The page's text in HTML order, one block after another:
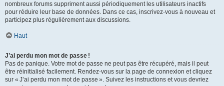
nombreux forums suppriment aussi périodiquement les utilisateurs inactifs
pour réduire leur base de données. Dans ce cas, inscrivez-vous à nouveau et
participez plus régulièrement aux discussions.
Haut
J’ai perdu mon mot de passe !
Pas de panique. Votre mot de passe ne peut pas être récupéré, mais il peut
être réinitialisé facilement. Rendez-vous sur la page de connexion et cliquez
sur « J’ai perdu mon mot de passe ». Suivez les instructions et vous devriez